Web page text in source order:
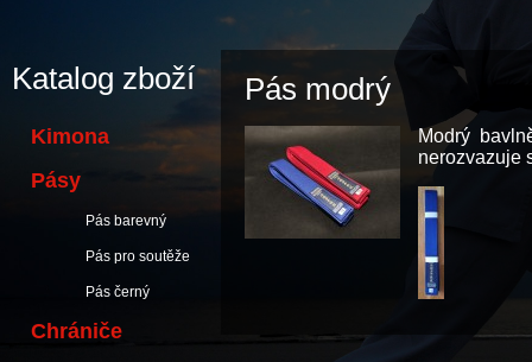
Katalog zboží
Kimona
Pásy
Pás barevný
Pás pro soutěže
Pás černý
Chrániče
Pás modrý
Modrý
nerozvazuje